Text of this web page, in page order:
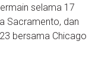
selama 17
Sacramento, dan
bersama Chicago